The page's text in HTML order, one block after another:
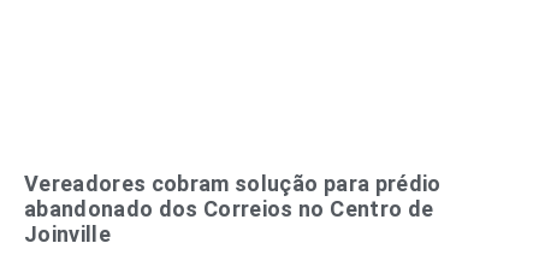
Vereadores cobram solução para prédio
abandonado dos Correios no Centro de
Joinville